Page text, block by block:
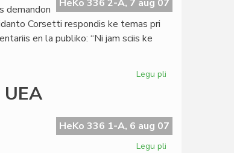
UEA-
HeKo 336 2-A, 7 aug 07
demandon
Corsetti respondis ke temas pri
en la publiko: “Ni jam sciis ke
Legu pli
la
UEA-
HeKo 336 1-A, 6 aug 07
Legu pli